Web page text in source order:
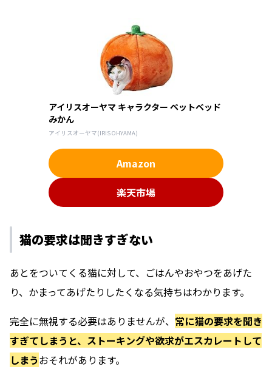
アイリスオーヤマ キャラクター ペットベッド
みかん
アイリスオーヤマ(IRIS OHYAMA)
Amazon
楽天市場
猫の要求は聞きすぎない
あとをついてくる猫に対して、ごはんやおやつをあげた
り、かまってあげたりしたくなる気持ちはわかります。
完全に無視する必要はありませんが、 常に猫の要求を聞き
すぎてしまうと、ストーキングや欲求がエスカレートして
しまうおそれがあります。